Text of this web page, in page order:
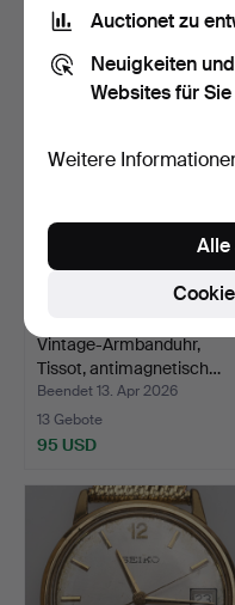
32 Gebote
Vintage-Armbanduhr,
Tissot, antimagnetisch…
Beendet 13. Apr 2026
13 Gebote
95 USD
Auctionet zu
Neuigkeiten
Websites für
Weitere
Alle